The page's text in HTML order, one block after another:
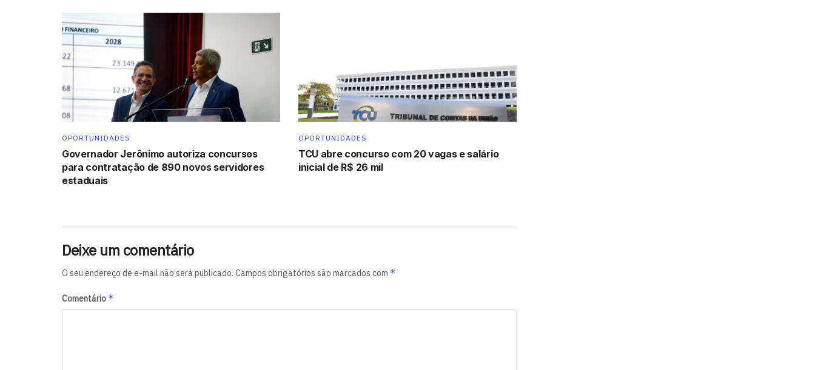
OPORTUNIDADES
Governador Jerônimo autoriza concursos
para contratação de 890 novos servidores
estaduais
OPORTUNIDADES
TCU abre concurso com 20 vagas e salário
inicial de R$ 26 mil
Deixe um comentário
O seu endereço de e-mail não será publicado. Campos obrigatórios são marcados com *
Comentário *